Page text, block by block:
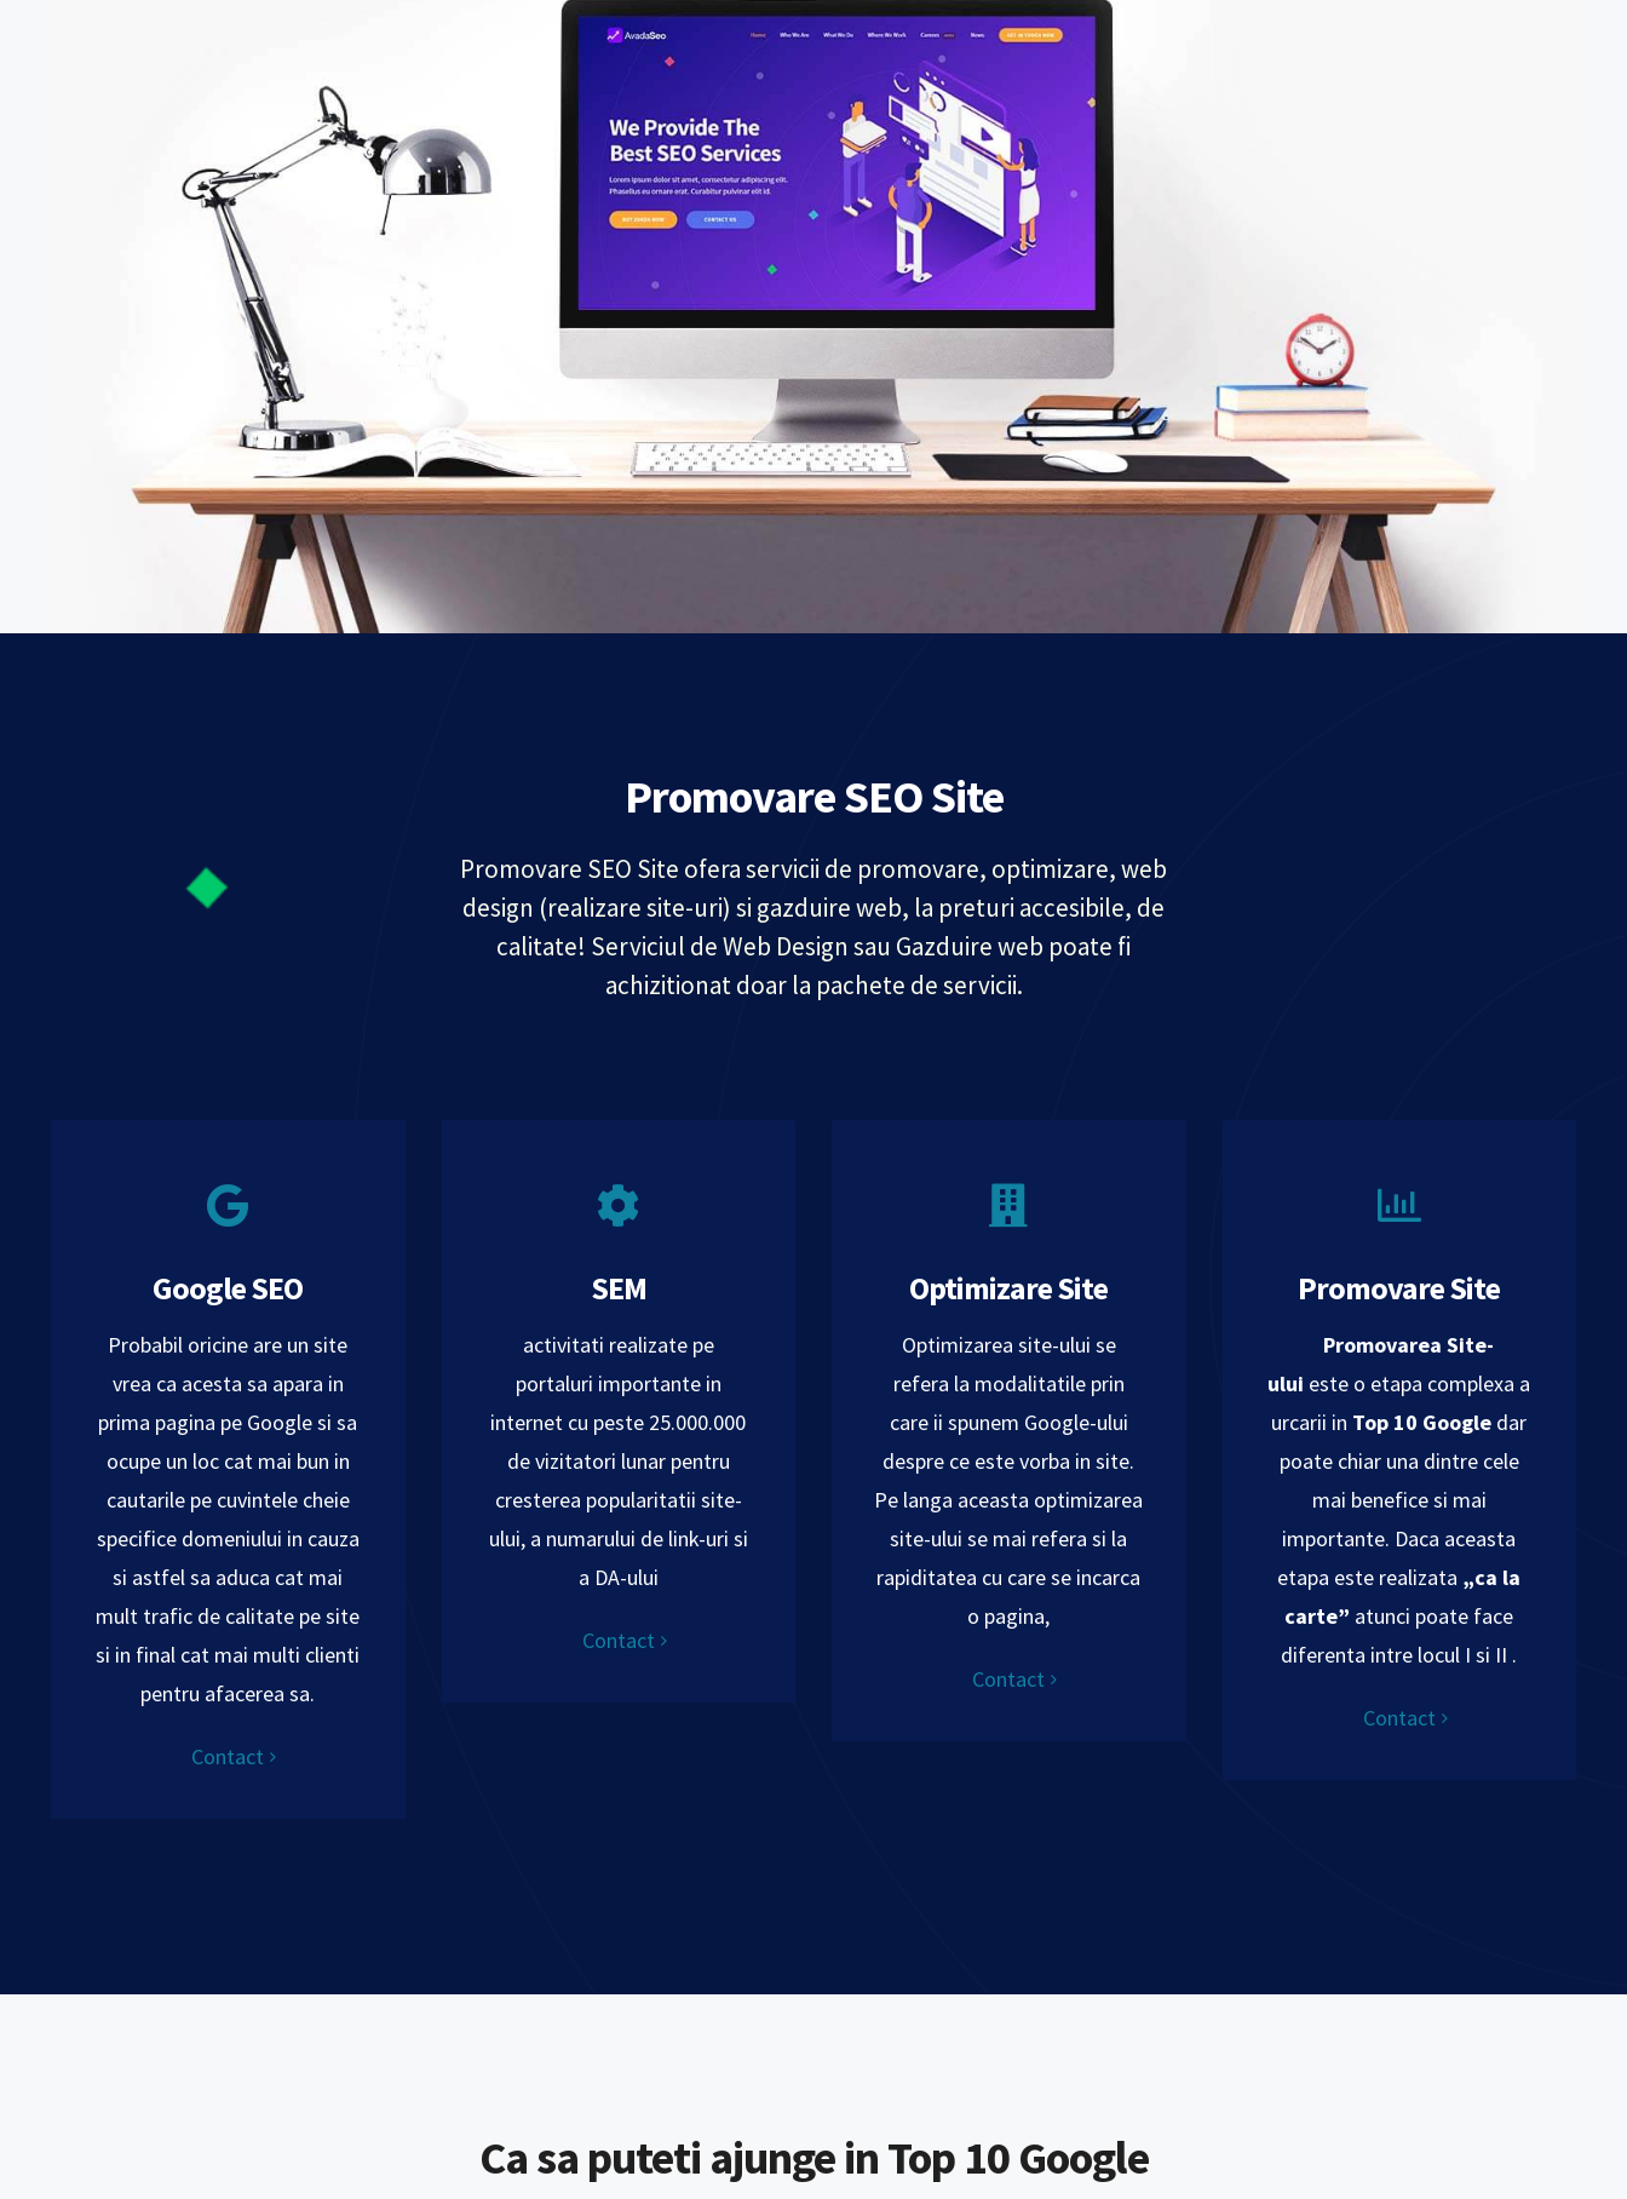
Promovare SEO Site
Promovare SEO Site ofera servicii de promovare, optimizare, web
design (realizare site-uri) si gazduire web, la preturi accesibile, de
calitate! Serviciul de Web Design sau Gazduire web poate fi
achizitionat doar la pachete de servicii.
Google SEO
Probabil oricine are un site
vrea ca acesta sa apara in
prima pagina pe Google si sa
ocupe un loc cat mai bun in
cautarile pe cuvintele cheie
specifice domeniului in cauza
si astfel sa aduca cat mai
mult trafic de calitate pe site
si in final cat mai multi clienti
pentru afacerea sa.
Contact
SEM
activitati realizate pe
portaluri importante in
internet cu peste 25.000.000
de vizitatori lunar pentru
cresterea popularitatii site-
ului, a numarului de link-uri si
a DA-ului
Contact
Optimizare Site
Optimizarea site-ului se
refera la modalitatile prin
care ii spunem Google-ului
despre ce este vorba in site.
Pe langa aceasta optimizarea
site-ului se mai refera si la
rapiditatea cu care se incarca
o pagina,
Contact
Promovare Site
Promovarea Site-
ului este o etapa complexa a
urcarii in Top 10 Google dar
poate chiar una dintre cele
mai benefice si mai
importante. Daca aceasta
etapa este realizata „ca la
carte” atunci poate face
diferenta intre locul I si II .
Contact
Ca sa puteti ajunge in Top 10 Google